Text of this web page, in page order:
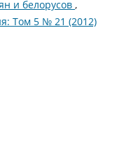
и белорусов ,
Том 5 № 21 (2012)